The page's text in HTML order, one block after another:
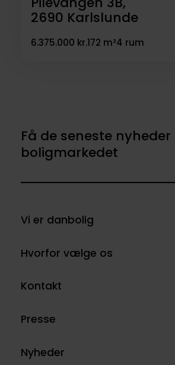
2690 Karlslunde
6.375.000 kr.172 m²4 rum
Få de seneste
boligmarkedet
Vi er danbolig
Hvorfor vælge os
Kontakt
Presse
Nyheder